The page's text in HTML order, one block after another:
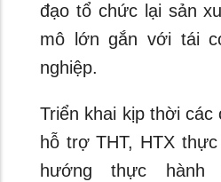
đạo tổ chức lại sản
mô lớn gắn với tái
nghiệp.
Triển khai kịp thời
hỗ trợ THT, HTX
hướng thực hành